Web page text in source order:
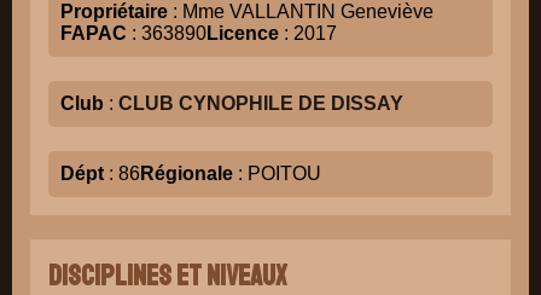
Propriétaire : Mme VALLANTIN Geneviève
FAPAC : 363890Licence : 2017
Club : CLUB CYNOPHILE DE DISSAY
Dépt : 86Régionale : POITOU
Disciplines et niveaux